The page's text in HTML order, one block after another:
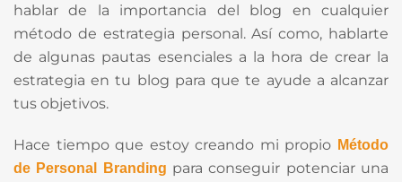
hablar de la importancia del blog en cualquier
método de estrategia personal. Así como, hablarte
de algunas pautas esenciales a la hora de crear la
estrategia en tu blog para que te ayude a alcanzar
tus objetivos.
Hace tiempo que estoy creando mi propio Método
de Personal Branding para conseguir potenciar una